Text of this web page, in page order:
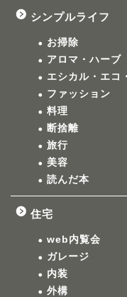
シンプルライフ
お掃除
アロマ・ハーブ
エシカル・エコ
ファッション
料理
断捨離
旅行
美容
読んだ本
住宅
web内覧会
ガレージ
内装
外構